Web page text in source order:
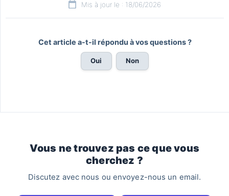
Mis à jour le : 18/06/2026
Cet article a-t-il répondu à vos questions ?
Oui Non
Vous ne trouvez pas ce que vous
cherchez ?
Discutez avec nous ou envoyez-nous un email.